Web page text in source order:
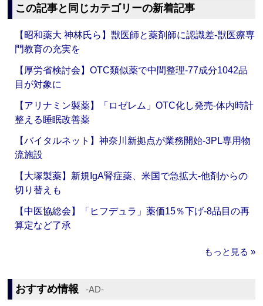
この記事と同じカテゴリーの新着記事
【昭和薬大 神林氏ら】獣医師と薬剤師に認識差‐獣医療専
門教育の充実を
【厚労省検討会】OTC類似薬で中間整理‐77成分1042品
目が対象に
【アリナミン製薬】「ロゼレム」OTC化し発売‐体内時計
整える睡眠改善薬
【バイタルネット】神奈川新拠点が業務開始‐3PL専用物
流施設
【大塚製薬】新規IgA腎症薬、米国で急拡大‐他剤からの
切り替えも
【中医協総会】「ヒフデュラ」薬価15％下げ‐8品目の再
算定など了承
もっと見る »
おすすめ情報 ‐AD‐